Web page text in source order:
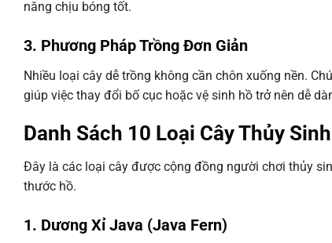
năng chịu bóng tốt.
3. Phương Pháp Trồng Đơn Giản
Nhiều loại cây dễ trồng không cần chôn xuống nền.
giúp việc thay đổi bố cục hoặc vệ sinh hồ trở nên dễ
Danh Sách 10 Loại Cây Thủy
Đây là các loại cây được cộng đồng người chơi thủy
thước hồ.
1. Dương Xỉ Java (Java Fern)